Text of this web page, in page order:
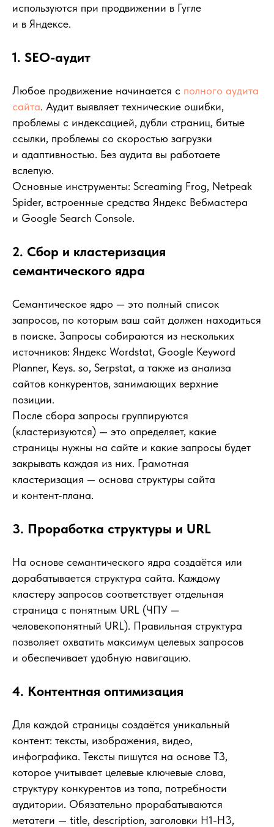
используются при продвижении в Гугле
и в Яндексе.
1. SEO-аудит
Любое продвижение начинается с полного аудита
сайта. Аудит выявляет технические ошибки,
проблемы с индексацией, дубли страниц, битые
ссылки, проблемы со скоростью загрузки
и адаптивностью. Без аудита вы работаете
вслепую.
Основные инструменты: Screaming Frog, Netpeak
Spider, встроенные средства Яндекс Вебмастера
и Google Search Console.
2. Сбор и кластеризация
семантического ядра
Семантическое ядро — это полный список
запросов, по которым ваш сайт должен находиться
в поиске. Запросы собираются из нескольких
источников: Яндекс Wordstat, Google Keyword
Planner, Keys. so, Serpstat, а также из анализа
сайтов конкурентов, занимающих верхние
позиции.
После сбора запросы группируются
(кластеризуются) — это определяет, какие
страницы нужны на сайте и какие запросы будет
закрывать каждая из них. Грамотная
кластеризация — основа структуры сайта
и контент-плана.
3. Проработка структуры и URL
На основе семантического ядра создаётся или
дорабатывается структура сайта. Каждому
кластеру запросов соответствует отдельная
страница с понятным URL (ЧПУ —
человекопонятный URL). Правильная структура
позволяет охватить максимум целевых запросов
и обеспечивает удобную навигацию.
4. Контентная оптимизация
Для каждой страницы создаётся уникальный
контент: тексты, изображения, видео,
инфографика. Тексты пишутся на основе ТЗ,
которое учитывает целевые ключевые слова,
структуру конкурентов из топа, потребности
аудитории. Обязательно прорабатываются
метатеги — title, description, заголовки H1-H3,